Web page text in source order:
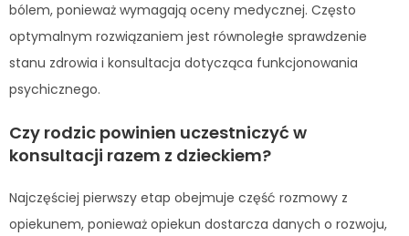
bólem, ponieważ wymagają oceny medycznej. Często
optymalnym rozwiązaniem jest równoległe sprawdzenie
stanu zdrowia i konsultacja dotycząca funkcjonowania
psychicznego.
Czy rodzic powinien uczestniczyć w
konsultacji razem z dzieckiem?
Najczęściej pierwszy etap obejmuje część rozmowy z
opiekunem, ponieważ opiekun dostarcza danych o rozwoju,